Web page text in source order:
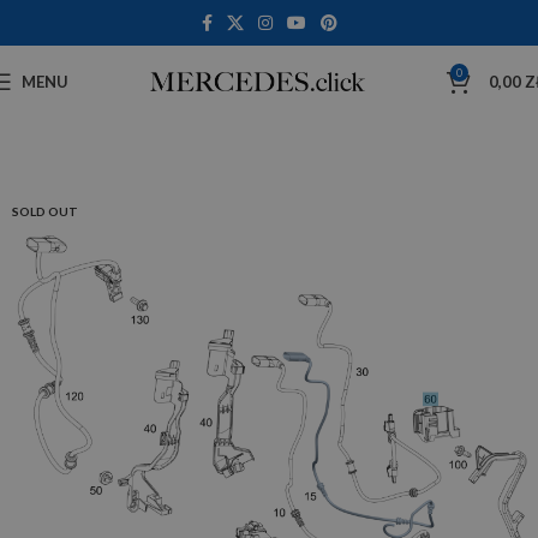
MENU 0 0,00
SOLD OUT